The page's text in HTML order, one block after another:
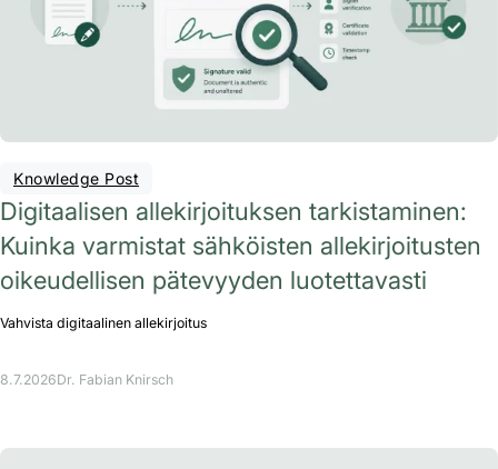
Knowledge Post
Digitaalisen allekirjoituksen tarkistaminen:
Kuinka varmistat sähköisten allekirjoitusten
oikeudellisen pätevyyden luotettavasti
Vahvista digitaalinen allekirjoitus
8.7.2026Dr. Fabian Knirsch